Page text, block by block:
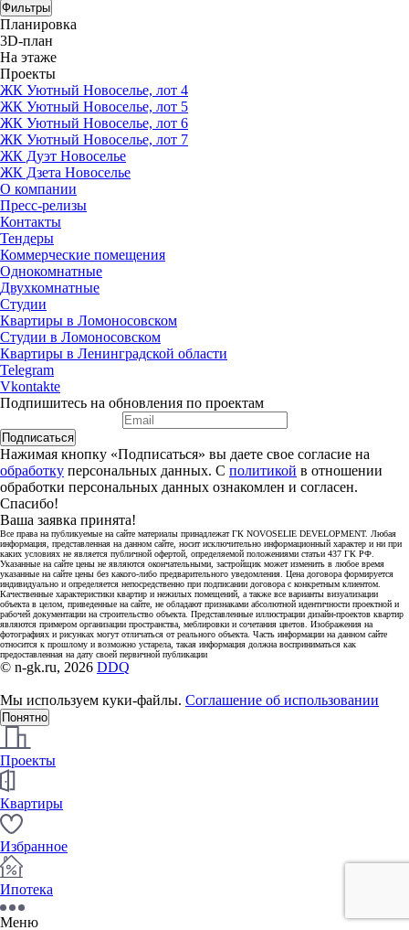
Фильтры
Планировка
3D-план
На этаже
Проекты
ЖК Уютный Новоселье, лот 4
ЖК Уютный Новоселье, лот 5
ЖК Уютный Новоселье, лот 6
ЖК Уютный Новоселье, лот 7
ЖК Дуэт Новоселье
ЖК Дзета Новоселье
О компании
Пресс-релизы
Контакты
Тендеры
Коммерческие помещения
Однокомнатные
Двухкомнатные
Студии
Квартиры в Ломоносовском
Студии в Ломоносовском
Квартиры в Ленинградской области
Telegram
Vkontakte
Подпишитесь на обновления по проектам
Подписаться
Нажимая кнопку «Подписаться» вы даете свое согласие на
обработку персональных данных. С политикой в отношении
обработки персональных данных ознакомлен и согласен.
Спасибо!
Ваша заявка принята!
Все права на публикуемые на сайте материалы принадлежат ГК NOVOSELIE DEVELOPMENT. Любая
информация, представленная на данном сайте, носит исключительно информационный характер и ни при
каких условиях не является публичной офертой, определяемой положениями статьи 437 ГК РФ.
Указанные на сайте цены не являются окончательными, застройщик может изменить в любое время
указанные на сайте цены без какого-либо предварительного уведомления. Цена договора формируется
индивидуально и определяется непосредственно при подписании договора с конкретным клиентом.
Качественные характеристики квартир и нежилых помещений, а также все варианты визуализации
объекта в целом, приведенные на сайте, не обладают признаками абсолютной идентичности проектной и
рабочей документации на строительство объекта. Представленные иллюстрации дизайн-проектов квартир
являются примером организации пространства, меблировки и сочетания цветов. Изображения на
фотографиях и рисунках могут отличаться от реального объекта. Часть информации на данном сайте
относится к прошлому и возможно устарела, такая информация должна восприниматься как
предоставленная на дату своей первичной публикации
© n-gk.ru, 2026 DDQ
Мы используем куки-файлы. Соглашение об использовании
Понятно
Проекты
Квартиры
Избранное
Ипотека
Меню